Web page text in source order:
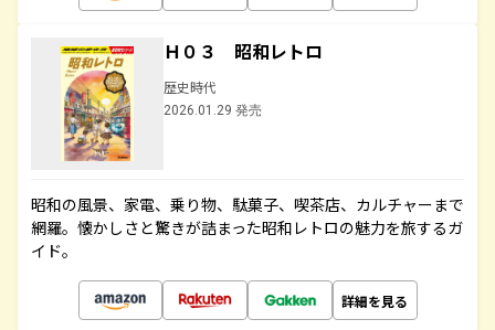
Ｈ０３ 昭和レトロ
歴史時代
2026.01.29 発売
昭和の風景、家電、乗り物、駄菓子、喫茶店、カルチャーまで
網羅。懐かしさと驚きが詰まった昭和レトロの魅力を旅するガ
イド。
詳細を見る